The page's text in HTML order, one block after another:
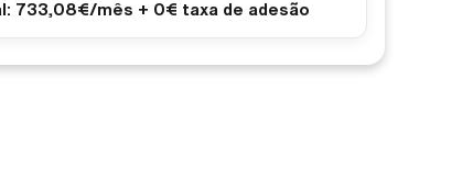
733,08€/mês + 0€ taxa de adesão